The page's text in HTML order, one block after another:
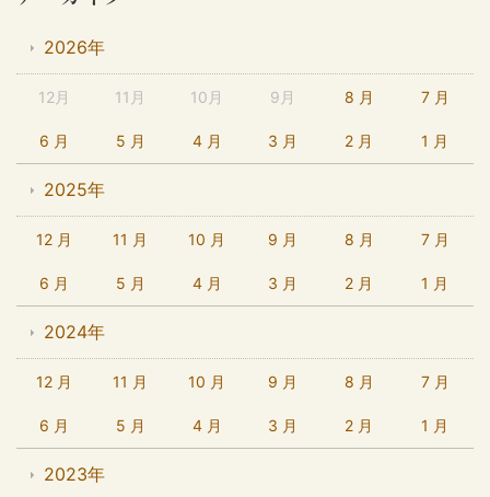
2026年
12月 11月 10月 9月 8 月 7 月
6 月 5 月 4 月 3 月 2 月 1 月
2025年
12 月 11 月 10 月 9 月 8 月 7 月
6 月 5 月 4 月 3 月 2 月 1 月
2024年
12 月 11 月 10 月 9 月 8 月 7 月
6 月 5 月 4 月 3 月 2 月 1 月
2023年